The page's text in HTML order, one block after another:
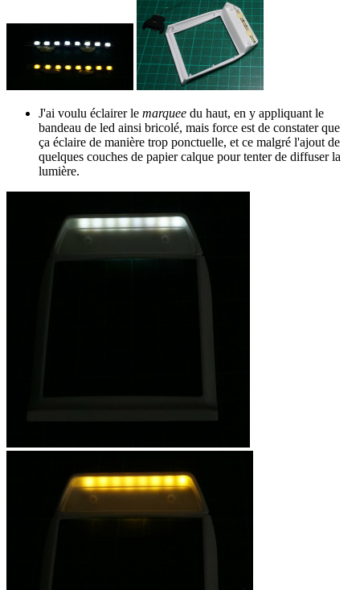
J'ai voulu éclairer le marquee du haut, en y appliquant le
bandeau de led ainsi bricolé, mais force est de constater que
ça éclaire de manière trop ponctuelle, et ce malgré l'ajout de
quelques couches de papier calque pour tenter de diffuser la
lumière.